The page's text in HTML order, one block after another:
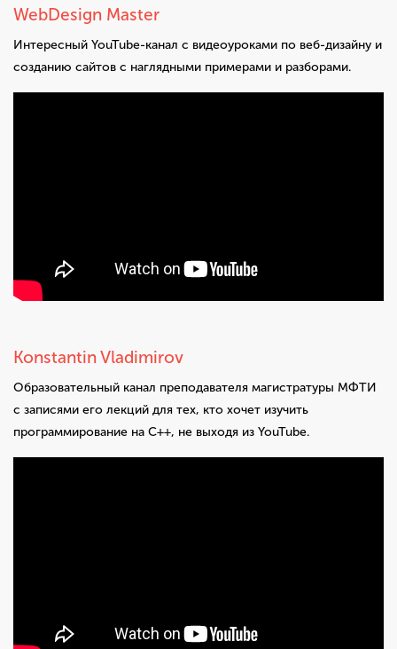
WebDesign Master
Интересный YouTube-канал с видеоуроками по веб-дизайну и
созданию сайтов с наглядными примерами и разборами.
Konstantin Vladimirov
Образовательный канал преподавателя магистратуры МФТИ
с записями его лекций для тех, кто хочет изучить
программирование на C++, не выходя из YouTube.